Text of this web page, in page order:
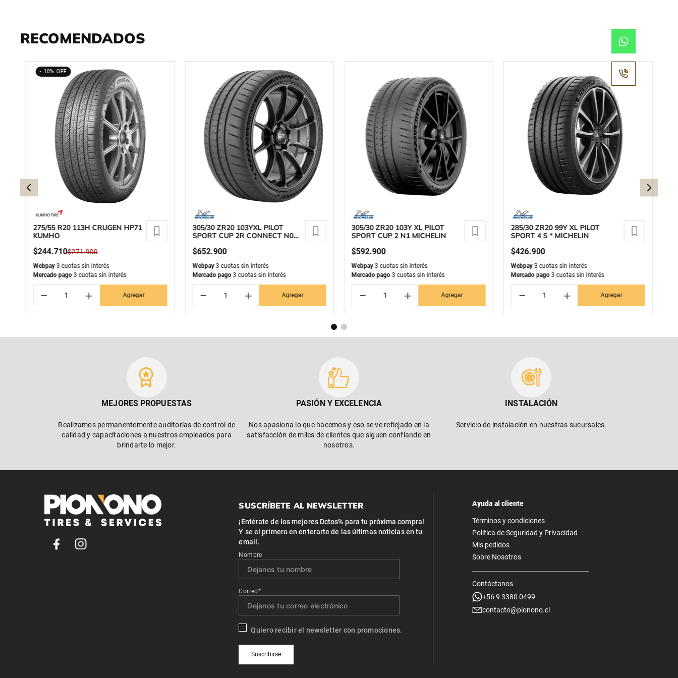
RECOMENDADOS
10%
275/55 R20 113H CRUGEN HP71
KUMHO
$244.710$271.900
Webpay3 cuotas sin interés
Mercado pago3 cuotas sin interés
＋
－ Agregar
305/30 ZR20 103YXL PILOT
SPORT CUP 2R CONNECT N0
$652.900
Webpay3 cuotas sin interés
Mercado pago3 cuotas sin interés
＋
－ Agregar
305/30 ZR20 103Y XL PILOT
SPORT CUP 2 N1 MICHELIN
$592.900
Webpay 3 cuotas sin interés
Mercado pago 3 cuotas sin interés
＋
－ Agregar
285/30 ZR20 99Y XL PILOT
SPORT 4 S * MICHELIN
$426.900
Webpay3 cuotas sin interés
Mercado pago3 cuotas sin interés
＋
－ Agregar
MEJORES PROPUESTAS
Realizamos permanentemente auditorías de control de
calidad y capacitaciones a nuestros empleados para
brindarte lo mejor.
PASIÓN Y EXCELENCIA
Nos apasiona lo que hacemos y eso se ve reflejado en la
satisfacción de miles de clientes que siguen confiando en
nosotros.
INSTALACIÓN
Servicio de instalación en nuestras sucursales.
SUSCRÍBETE AL NEWSLETTER
¡Entérate de los mejores Dctos% para tu próxima compra!
Y se el primero en enterarte de las últimas noticias en tu
email.
Nombre
Correo*
Quiero recibir el newsletter con promociones.
Suscribirse
Ayuda al cliente
Términos y condiciones
Politica de Seguridad y Privacidad
Mis pedidos
Sobre Nosotros
Contáctanos
+56 9 3380 0499
contacto@pionono.cl